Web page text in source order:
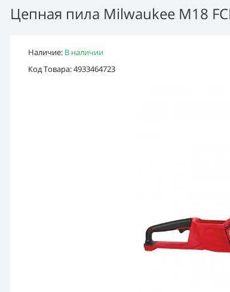
Цепная пила Milwaukee M18
Наличие: В наличии
Код Товара: 4933464723